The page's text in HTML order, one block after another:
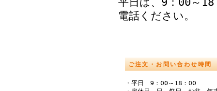
電話ください。
ご注文・お問い合わせ時間
・平日 9：00～18：00